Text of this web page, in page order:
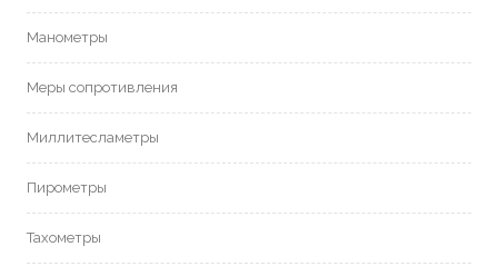
Манометры
Меры сопротивления
Миллитесламетры
Пирометры
Тахометры